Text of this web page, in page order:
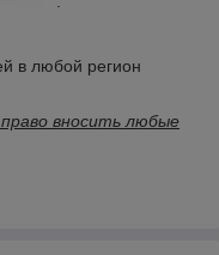
в любой регион
вносить любые